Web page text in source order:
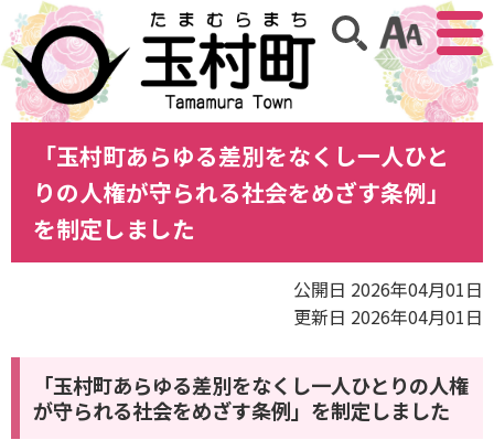
アクセ
サイト内検索
「玉村町あらゆる差別をなくし一人ひと
りの人権が守られる社会をめざす条例」
を制定しました
公開日 2026年04月01日
更新日 2026年04月01日
「玉村町あらゆる差別をなくし一人ひとりの人権
が守られる社会をめざす条例」を制定しました